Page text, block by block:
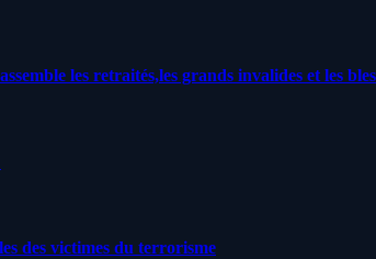
les retraités,les grands invalides et les
des victimes du terrorisme